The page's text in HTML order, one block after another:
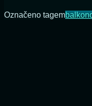
Označeno tagembalkon